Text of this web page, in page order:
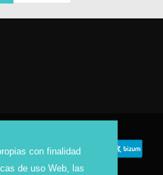
con finalidad
de uso Web, las